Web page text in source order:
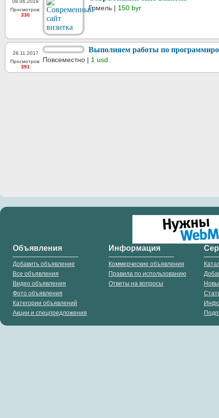
08.06.2019
Просмотров:
330
Гомель | 150 byr
28.11.2017
Просмотров:
391
Выполняем работы по
Повсеместно | 1 usd
Объявления
Добавить объявление
Все объявления
Видео объявления
Фото объявления
Категории объявлений
Акции и спецпредложения
Информация
Коммерческие объявления
Правила по использованию
Ответы на вопросы